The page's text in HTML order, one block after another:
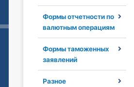
Формы отчетности по
валютным операциям
Формы таможенных
заявлений
Разное